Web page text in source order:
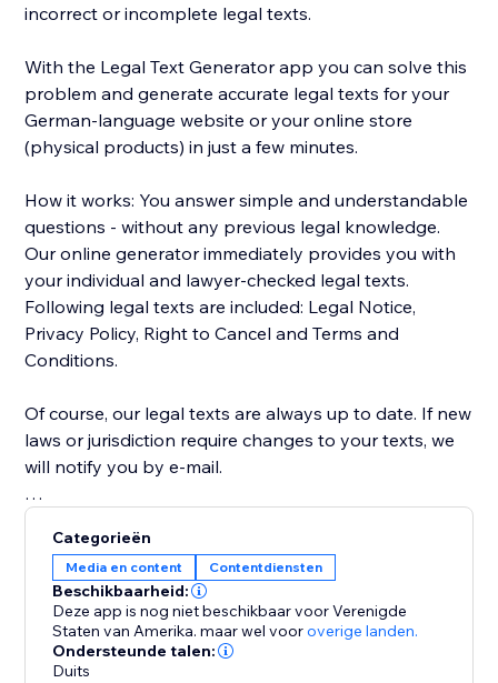
incorrect or incomplete legal texts.
With the Legal Text Generator app you can solve this
problem and generate accurate legal texts for your
German-language website or your online store
(physical products) in just a few minutes.
How it works: You answer simple and understandable
questions - without any previous legal knowledge.
Our online generator immediately provides you with
your individual and lawyer-checked legal texts.
Following legal texts are included: Legal Notice,
Privacy Policy, Right to Cancel and Terms and
Conditions.
Of course, our legal texts are always up to date. If new
laws or jurisdiction require changes to your texts, we
will notify you by e-mail.
Austrian markets are supported.
Categorieën
Media en content Contentdiensten
Beschikbaarheid:
Deze app is nog niet beschikbaar voor Verenigde
Staten van Amerika.maar wel vooroverige landen.
Ondersteunde talen:
Duits